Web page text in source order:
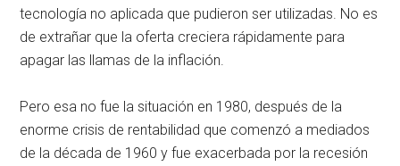
tecnología no aplicada que pudieron ser utilizadas. No es
de extrañar que la oferta creciera rápidamente para
apagar las llamas de la inflación.
Pero esa no fue la situación en 1980, después de la
enorme crisis de rentabilidad que comenzó a mediados
de la década de 1960 y fue exacerbada por la recesión